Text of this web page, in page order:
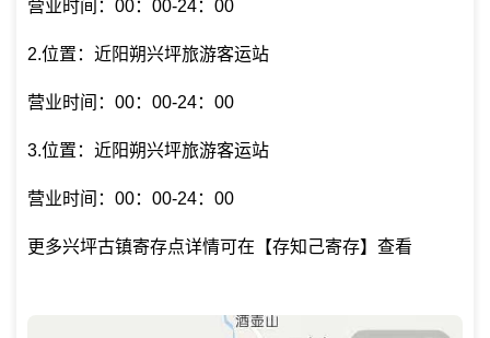
营业时间：00：00-24：00
2.位置：近阳朔兴坪旅游客运站
营业时间：00：00-24：00
3.位置：近阳朔兴坪旅游客运站
营业时间：00：00-24：00
更多兴坪古镇寄存点详情可在【存知己寄存】查看